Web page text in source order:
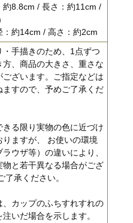
約8.8cm / 長さ：約11cm /
：約14cm / 高さ：約2cm
手描きのため、1点ずつ
、商品の大きさ、重さな
ございます。ご指定などは
ますので、予めご了承くだ
る限り実物の色に近づけ
りますが、 お使いの環境
ラウザ等）の違いにより、
物と若干異なる場合がござ
了承ください。
カップのふちすれすれの
いだ場合を示します。